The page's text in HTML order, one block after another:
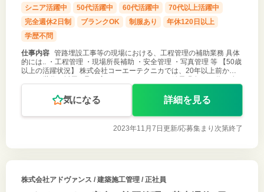
シニア活躍中 50代活躍中 60代活躍中
70代以上活躍中
完全週休2日制
ブランクOK 制服あり
年休120日以上
学歴不問
仕事内容 管路埋設工事等の現場における、工程管理の補助業務 具体
的には.. ・工程管理 ・現場所長補助 ・安全管理 ・写真管理 等 【50歳
以上の活躍状況】 株式会社コーエーテクニカでは、20年以上前から
気になる 詳細を見る
2023年11月7日更新/応募集まり次第終了
株式会社アドヴァンス / 建築施工管理 / 正社員